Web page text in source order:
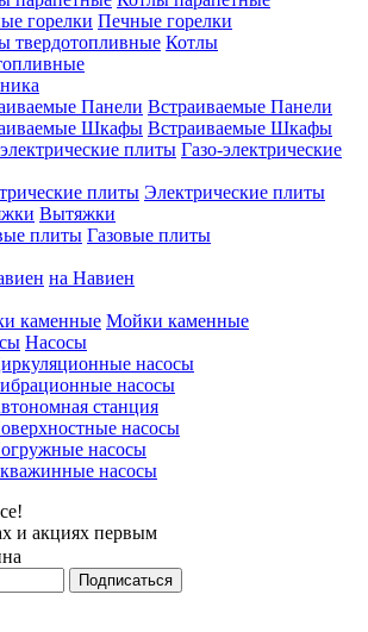
Печные горелки
Котлы
Встраиваемые Панели
Встраиваемые Шкафы
Газо-электрические
Электрические плиты
Вытяжки
Газовые плиты
на Навиен
Мойки каменные
Насосы
насосы
насосы
станция
насосы
насосы
насосы
и акциях первым